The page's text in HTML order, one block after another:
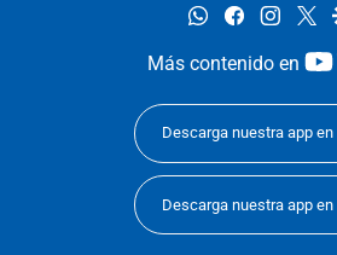
whatsappfacebook
Más contenido en
Descarga nuestra app en
Descarga nuestra app en